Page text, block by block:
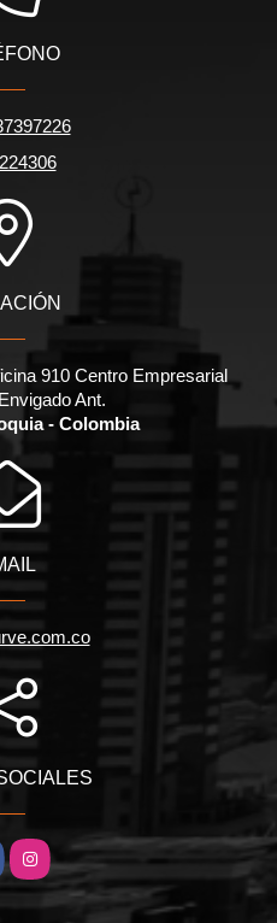
910 Centro Empresarial
Ant.
- Colombia
Instagram